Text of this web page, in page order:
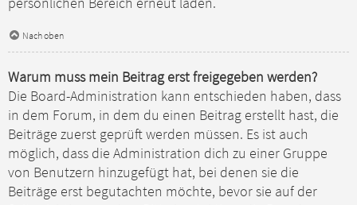
Nach oben
Warum muss mein Beitrag erst freigegeben werden?
Die Board-Administration kann entschieden haben, dass
in dem Forum, in dem du einen Beitrag erstellt hast, die
Beiträge zuerst geprüft werden müssen. Es ist auch
möglich, dass die Administration dich zu einer Gruppe
von Benutzern hinzugefügt hat, bei denen sie die
Beiträge erst begutachten möchte, bevor sie auf der